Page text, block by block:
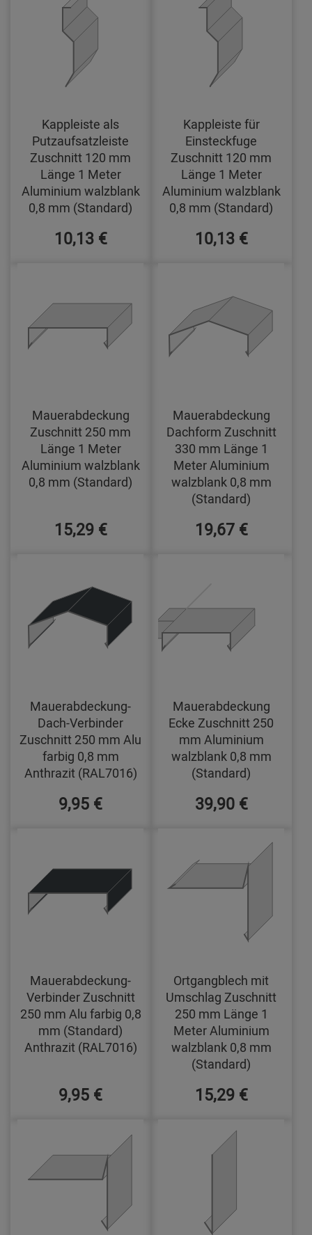
Kappleiste als
Putzaufsatzleiste
Zuschnitt 120 mm
Länge 1 Meter
Aluminium walzblank
0,8 mm (Standard)
10,13 €
Kappleiste für
Einsteckfuge
Zuschnitt 120 mm
Länge 1 Meter
Aluminium walzblank
0,8 mm (Standard)
10,13 €
Mauerabdeckung
Zuschnitt 250 mm
Länge 1 Meter
Aluminium walzblank
0,8 mm (Standard)
15,29 €
Mauerabdeckung
Dachform Zuschnitt
330 mm Länge 1
Meter Aluminium
walzblank 0,8 mm
(Standard)
19,67 €
Mauerabdeckung-
Dach-Verbinder
Zuschnitt 250 mm Alu
farbig 0,8 mm
Anthrazit (RAL7016)
9,95 €
Mauerabdeckung
Ecke Zuschnitt 250
mm Aluminium
walzblank 0,8 mm
(Standard)
39,90 €
Mauerabdeckung-
Verbinder Zuschnitt
250 mm Alu farbig 0,8
mm (Standard)
Anthrazit (RAL7016)
9,95 €
Ortgangblech mit
Umschlag Zuschnitt
250 mm Länge 1
Meter Aluminium
walzblank 0,8 mm
(Standard)
15,29 €